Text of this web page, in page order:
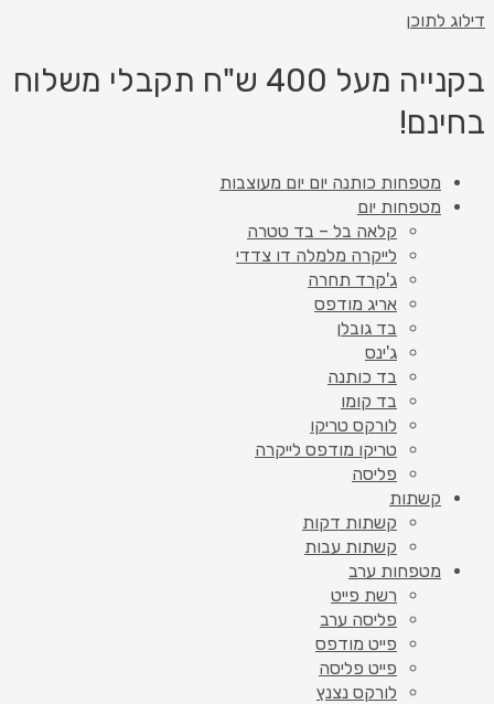
לתוכן
בקנייה מעל 400 ש"ח תקבלי משלוח
מטפחות כותנה יום יום מעוצבות
מטפחות יום
קלאה בל – בד טטרה
לייקרה מלמלה דו צדדי
ג'קרד תחרה
אריג מודפס
בד גובלן
ג'ינס
בד כותנה
בד קומו
לורקס טריקו
טריקו מודפס לייקרה
פליסה
קשתות
קשתות דקות
קשתות עבות
מטפחות ערב
רשת פייט
פליסה ערב
פייט מודפס
פייט פליסה
לורקס נצנץ